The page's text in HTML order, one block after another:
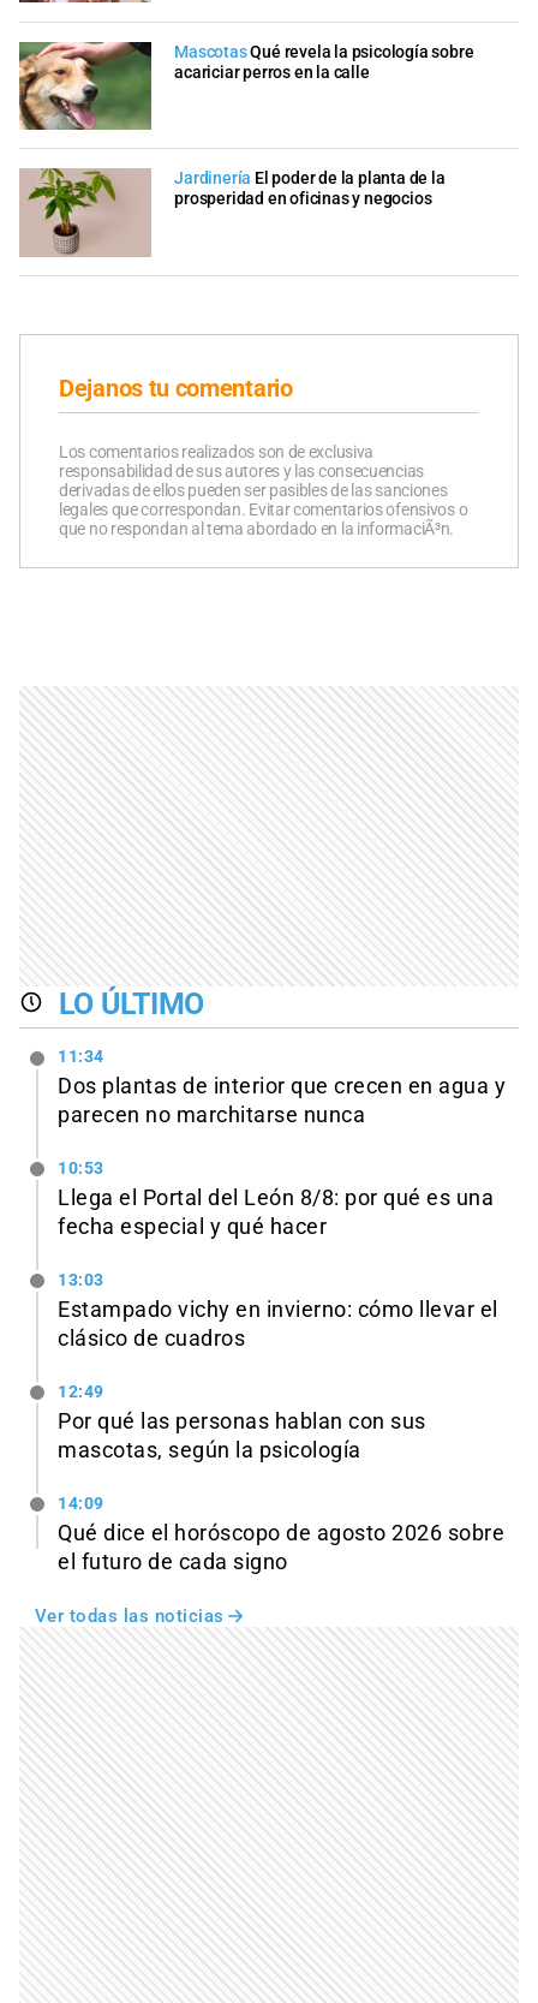
MascotasQué revela la psicología sobre
acariciar perros en la calle
Jardinería El poder de la planta de la
prosperidad en oficinas y negocios
Dejanos tu comentario
Los comentarios realizados son de exclusiva
responsabilidad de sus autores y las consecuencias
derivadas de ellos pueden ser pasibles de las sanciones
legales que correspondan. Evitar comentarios ofensivos o
que no respondan al tema abordado en la informaciÃ³n.
LO ÚLTIMO
11:34
Dos plantas de interior que crecen en agua y
parecen no marchitarse nunca
10:53
Llega el Portal del León 8/8: por qué es una
fecha especial y qué hacer
13:03
Estampado vichy en invierno: cómo llevar el
clásico de cuadros
12:49
Por qué las personas hablan con sus
mascotas, según la psicología
14:09
Qué dice el horóscopo de agosto 2026 sobre
el futuro de cada signo
Ver todas las noticias